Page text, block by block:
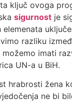
ključ ovoga
sigurnost je
elemenata
razliku
imati
UN-a u BiH.
hrabrosti žena
ne bi